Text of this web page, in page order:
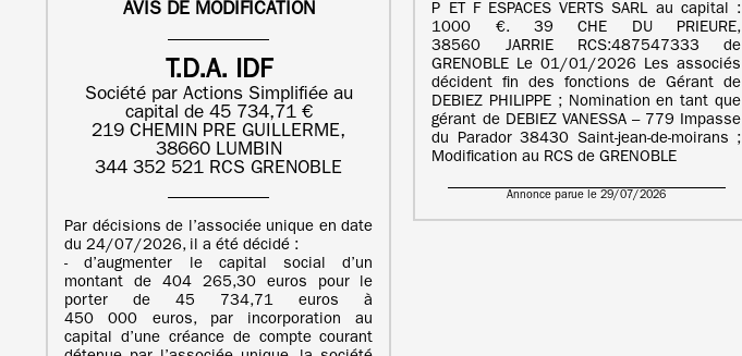
AVIS DE MODIFICATION
T.D.A. IDF
Société par Actions Simplifiée au
capital de 45 734,71 €
219 CHEMIN PRE GUILLERME,
38660 LUMBIN
344 352 521 RCS GRENOBLE
Par décisions de l’associée unique en date
du 24/07/2026, il a été décidé :
- d’augmenter le capital social d’un
montant de 404 265,30 euros pour le
porter de 45 734,71 euros à
450 000 euros, par incorporation au
capital d’une créance de compte courant
P ET F ESPACES VERTS SARL au capital :
1000 €. 39 CHE DU PRIEURE,
38560 JARRIE RCS:487547333 de
GRENOBLE Le 01/01/2026 Les associés
décident fin des fonctions de Gérant de
DEBIEZ PHILIPPE ; Nomination en tant que
gérant de DEBIEZ VANESSA – 779 Impasse
du Parador 38430 Saint-jean-de-moirans ;
Modification au RCS de GRENOBLE
Annonce parue le 29/07/2026